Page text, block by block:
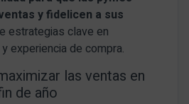
y fidelicen a sus
estrategias clave en
experiencia de compra.
las ventas en
de año